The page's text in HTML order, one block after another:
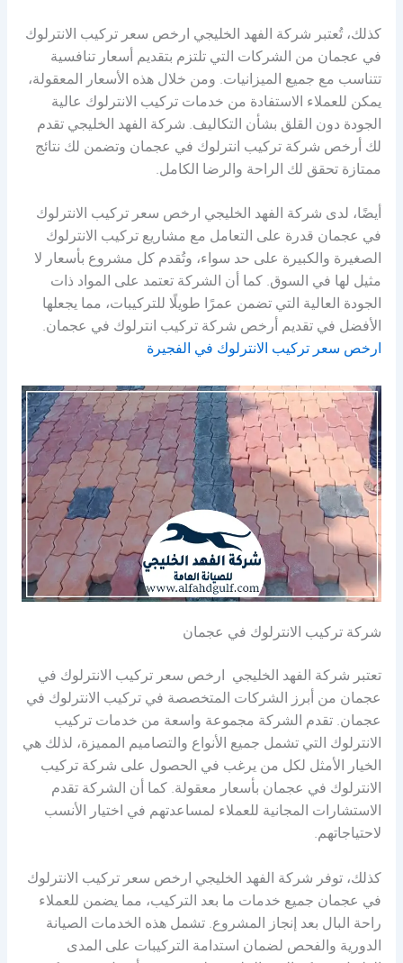
كذلك، تُعتبر شركة الفهد الخليجي ارخص سعر تركيب الانترلوك
في عجمان من الشركات التي تلتزم بتقديم أسعار تنافسية
تتناسب مع جميع الميزانيات. ومن خلال هذه الأسعار المعقولة،
يمكن للعملاء الاستفادة من خدمات تركيب الانترلوك عالية
الجودة دون القلق بشأن التكاليف. شركة الفهد الخليجي تقدم
لك أرخص شركة تركيب انترلوك في عجمان وتضمن لك نتائج
ممتازة تحقق لك الراحة والرضا الكامل.
أيضًا، لدى شركة الفهد الخليجي ارخص سعر تركيب الانترلوك
في عجمان قدرة على التعامل مع مشاريع تركيب الانترلوك
الصغيرة والكبيرة على حد سواء، وتُقدم كل مشروع بأسعار لا
مثيل لها في السوق. كما أن الشركة تعتمد على المواد ذات
الجودة العالية التي تضمن عمرًا طويلًا للتركيبات، مما يجعلها
الأفضل في تقديم أرخص شركة تركيب انترلوك في عجمان.
ارخص سعر تركيب الانترلوك في الفجيرة
شركة تركيب الانترلوك في عجمان
تعتبر شركة الفهد الخليجي ارخص سعر تركيب الانترلوك في
عجمان من أبرز الشركات المتخصصة في تركيب الانترلوك في
عجمان. تقدم الشركة مجموعة واسعة من خدمات تركيب
الانترلوك التي تشمل جميع الأنواع والتصاميم المميزة، لذلك هي
الخيار الأمثل لكل من يرغب في الحصول على شركة تركيب
الانترلوك في عجمان بأسعار معقولة. كما أن الشركة تقدم
الاستشارات المجانية للعملاء لمساعدتهم في اختيار الأنسب
لاحتياجاتهم.
كذلك، توفر شركة الفهد الخليجي ارخص سعر تركيب الانترلوك
في عجمان جميع خدمات ما بعد التركيب، مما يضمن للعملاء
راحة البال بعد إنجاز المشروع. تشمل هذه الخدمات الصيانة
الدورية والفحص لضمان استدامة التركيبات على المدى